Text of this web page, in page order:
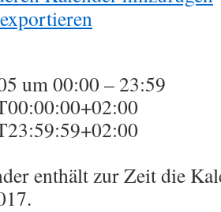
um 00:00 – 23:59
enthält zur Zeit die